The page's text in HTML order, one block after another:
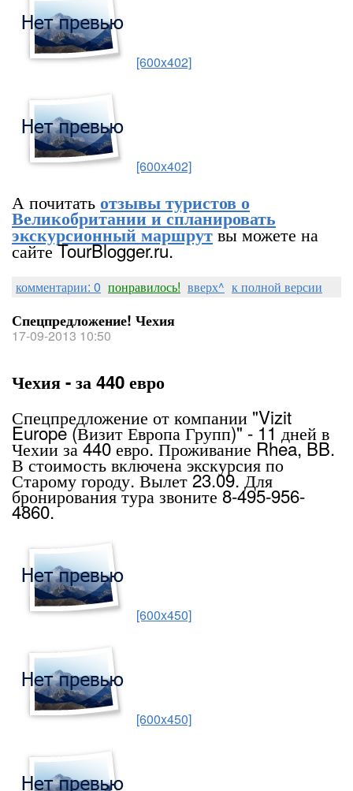
[600x402]
[600x402]
А почитатьотзывы туристов о
Великобритании и спланировать
экскурсионный маршрутвы можете на
сайте TourBlogger.ru.
комментарии: 0 понравилось! вверх^ к полной версии
Спецпредложение! Чехия
17-09-2013 10:50
Чехия - за 440 евро
Спецпредложение от компании "Vizit
Europe (Визит Европа Групп)" - 11 дней в
Чехии за 440 евро. Проживание Rhea, BB.
В стоимость включена экскурсия по
Старому городу. Вылет 23.09. Для
бронирования тура звоните 8-495-956-
4860.
[600x450]
[600x450]